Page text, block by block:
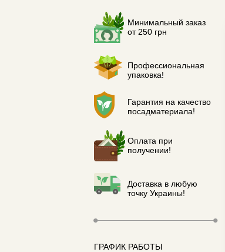
Минимальный заказ
от 250 грн
Профессиональная
упаковка!
Гарантия на качество
посадматериала!
Оплата при
получении!
Доставка в любую
точку Украины!
ГРАФИК РАБОТЫ